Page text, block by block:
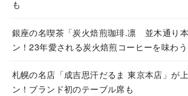
も
銀座の名喫茶「炭火焙煎珈琲.凛 並木通り
ン！23年愛される炭火焙煎コーヒーを味わう
札幌の名店「成吉思汗だるま 東京本店」が
ン！ブランド初のテーブル席も